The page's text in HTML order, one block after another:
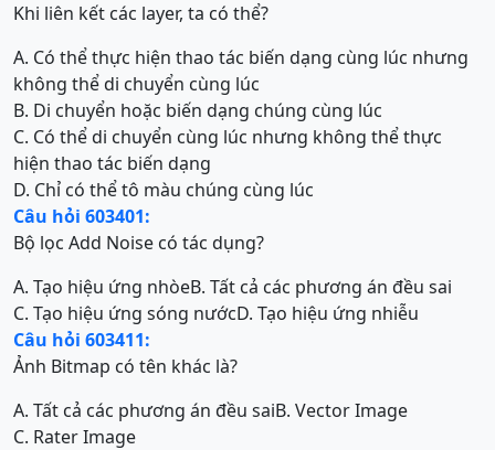
Khi liên kết các layer, ta có thể?
A. Có thể thực hiện thao tác biến dạng cùng lúc nhưng
không thể di chuyển cùng lúc
B. Di chuyển hoặc biến dạng chúng cùng lúc
C. Có thể di chuyển cùng lúc nhưng không thể thực
hiện thao tác biến dạng
D. Chỉ có thể tô màu chúng cùng lúc
Câu hỏi 603401:
Bộ lọc Add Noise có tác dụng?
A. Tạo hiệu ứng nhòeB. Tất cả các phương án đều sai
C. Tạo hiệu ứng sóng nướcD. Tạo hiệu ứng nhiễu
Câu hỏi 603411:
Ảnh Bitmap có tên khác là?
A. Tất cả các phương án đều saiB. Vector Image
C. Rater Image